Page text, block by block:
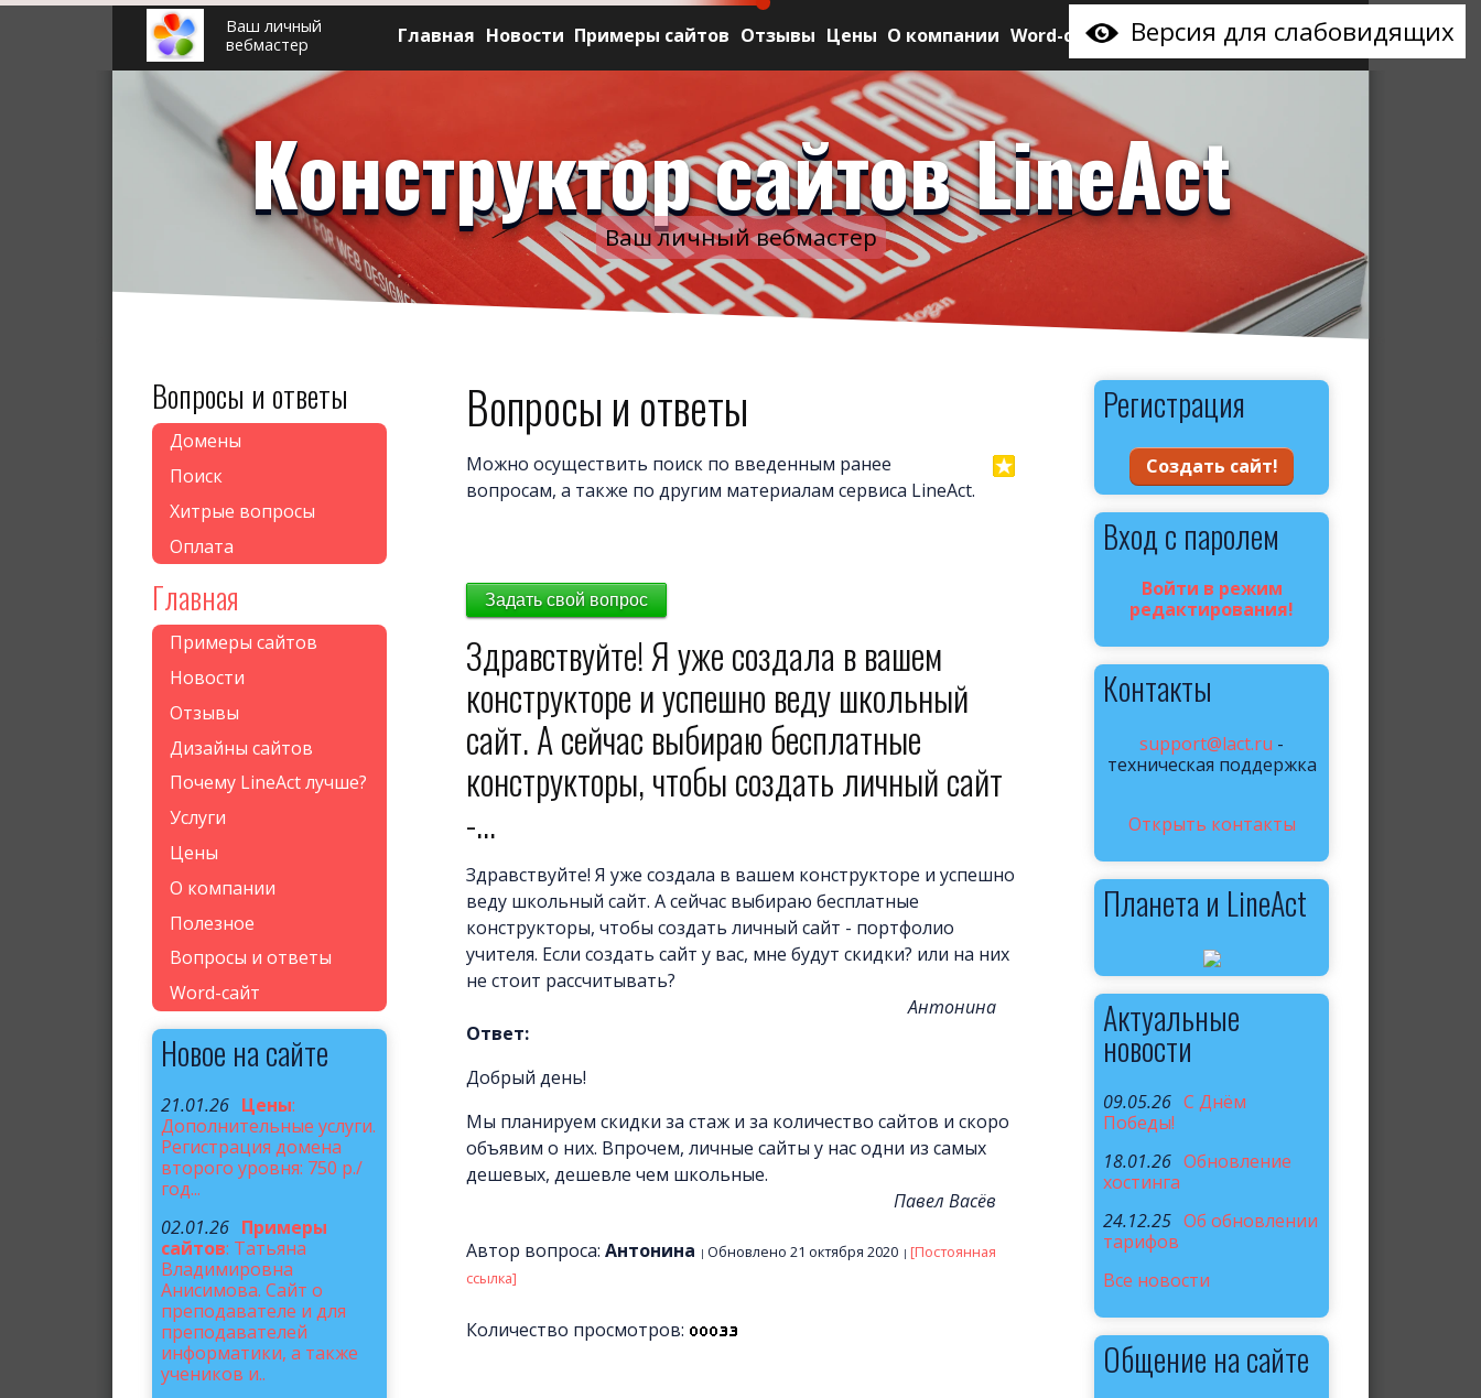
Версия для слабовидящих
Ваш личный
вебмастер
Главная Новости Примеры сайтов Отзывы Цены О компании Word-сайт
Конструктор сайтов LineAct
Ваш личный вебмастер
Вопросы и ответы
Домены
Поиск
Хитрые вопросы
Оплата
Главная
Примеры сайтов
Новости
Отзывы
Дизайны сайтов
Почему LineAct лучше?
Услуги
Цены
О компании
Полезное
Вопросы и ответы
Word-сайт
Новое на сайте
21.01.26 Цены:
Дополнительные услуги.
Регистрация домена
второго уровня: 750 р./
год...
02.01.26 Примеры
сайтов: Татьяна
Владимировна
Анисимова. Сайт о
преподавателе и для
преподавателей
информатики, а также
учеников и..
Вопросы и ответы
Можно осуществить поиск по введенным ранее
вопросам, а также по другим материалам сервиса LineAct.
Задать свой вопрос
Здравствуйте! Я уже создала в вашем
конструкторе и успешно веду школьный
сайт. А сейчас выбираю бесплатные
конструкторы, чтобы создать личный сайт
-...
Здравствуйте! Я уже создала в вашем конструкторе и успешно
веду школьный сайт. А сейчас выбираю бесплатные
конструкторы, чтобы создать личный сайт - портфолио
учителя. Если создать сайт у вас, мне будут скидки? или на них
не стоит рассчитывать?
Антонина
Ответ:
Добрый день!
Мы планируем скидки за стаж и за количество сайтов и скоро
объявим о них. Впрочем, личные сайты у нас одни из самых
дешевых, дешевле чем школьные.
Павел Васёв
Автор вопроса: Антонина Обновлено 21 октября 2020
[Постоянная
ссылка]
Количество просмотров:
Регистрация
Вход с паролем
Войти в режим
редактирования!
Контакты
support@lact.ru -
техническая поддержка
Открыть контакты
Планета и LineAct
Актуальные
новости
09.05.26 C Днём
Победы!
18.01.26 Обновление
хостинга
24.12.25 Об обновлении
тарифов
Все новости
Общение на сайте